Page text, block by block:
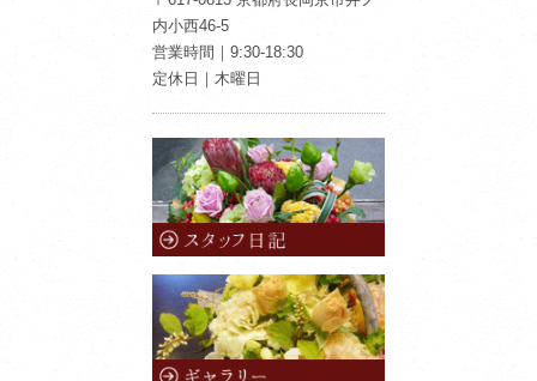
内小西46-5
営業時間｜9:30-18:30
定休日｜木曜日